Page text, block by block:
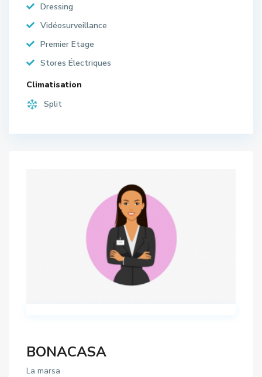
Dressing
Vidéosurveillance
Premier Etage
Stores Électriques
Climatisation
Split
BONACASA
La marsa